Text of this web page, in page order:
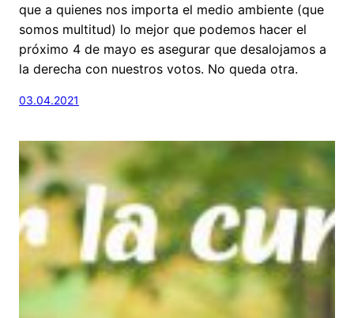
que a quienes nos importa el medio ambiente (que
somos multitud) lo mejor que podemos hacer el
próximo 4 de mayo es asegurar que desalojamos a
la derecha con nuestros votos. No queda otra.
03.04.2021